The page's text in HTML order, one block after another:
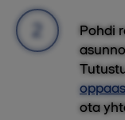
Pohdi
ota